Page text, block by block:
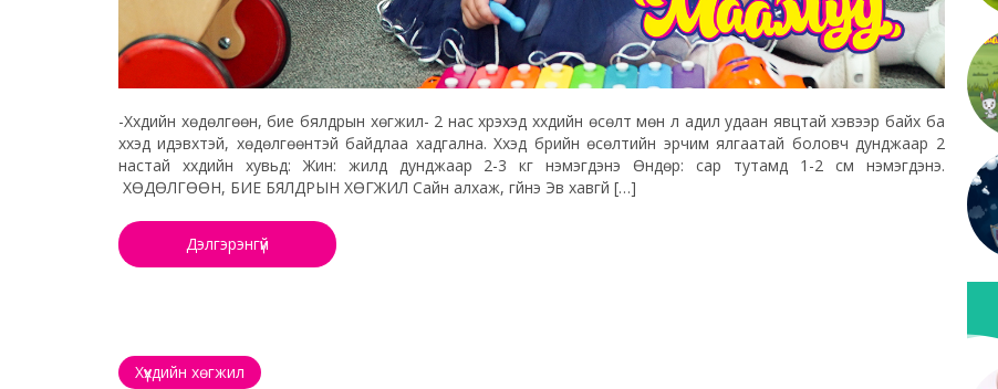
-Хүүхдийн хөдөлгөөн, бие бялдрын хөгжил- 2 нас хүрэхэд хүүхдийн өсөлт мөн л адил удаан явцтай хэвээр байх ба
хүүхэд идэвхтэй, хөдөлгөөнтэй байдлаа хадгална. Хүүхэд бүрийн өсөлтийн эрчим ялгаатай боловч дунджаар 2
настай хүүхдийн хувьд: Жин: жилд дунджаар 2-3 кг нэмэгдэнэ Өндөр: сар тутамд 1-2 см нэмэгдэнэ.
ХӨДӨЛГӨӨН, БИЕ БЯЛДРЫН ХӨГЖИЛ Сайн алхаж, гүйнэ Эв хавгүй […]
Дэлгэрэнгүй
Хүүхдийн хөгжил